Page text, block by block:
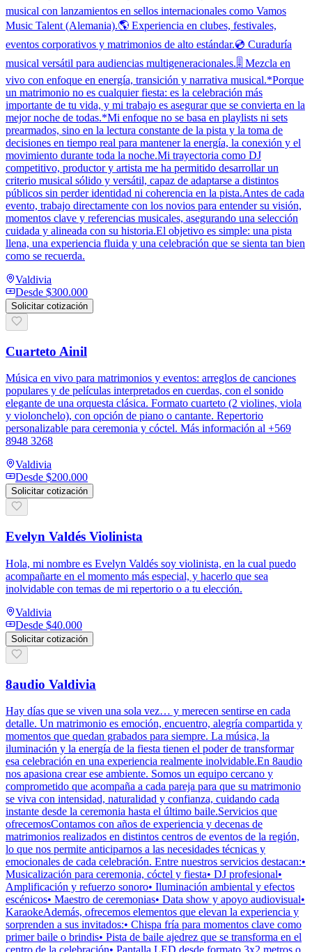
musical con lanzamientos en sellos internacionales como Vamos
Music Talent (Alemania).🌎 Experiencia en clubes, festivales,
eventos corporativos y matrimonios de alto estándar.💿 Curaduría
musical versátil para audiencias multigeneracionales.🎚️ Mezcla en
vivo con enfoque en energía, transición y narrativa musical.*Porque
un matrimonio no es cualquier fiesta: es la celebración más
importante de tu vida, y mi trabajo es asegurar que se convierta en la
mejor noche de todas.*Mi enfoque no se basa en playlists ni sets
prearmados, sino en la lectura constante de la pista y la toma de
decisiones en tiempo real para mantener la energía, la conexión y el
movimiento durante toda la noche.Mi trayectoria como DJ
competitivo, productor y artista me ha permitido desarrollar un
criterio musical sólido y versátil, capaz de adaptarse a distintos
públicos sin perder identidad ni coherencia en la pista.Antes de cada
evento, trabajo directamente con los novios para entender su visión,
momentos clave y referencias musicales, asegurando una selección
cuidada y alineada con su historia.El objetivo es simple: una pista
llena, una experiencia fluida y una celebración que se sienta tan bien
como se recuerda.
Valdivia
Desde $300.000
Solicitar cotización
Cuarteto Ainil
Música en vivo para matrimonios y eventos: arreglos de canciones
populares y de películas interpretados en cuerdas, con el sonido
elegante de una orquesta clásica. Formato cuarteto (2 violines, viola
y violonchelo), con opción de piano o cantante. Repertorio
personalizable para ceremonia y cóctel. Más información al +569
8948 3268
Valdivia
Desde $200.000
Solicitar cotización
Evelyn Valdés Violinista
Hola, mi nombre es Evelyn Valdés soy violinista, en la cual puedo
acompañarte en el momento más especial, y hacerlo que sea
inolvidable con temas de mi repertorio o a tu elección.
Valdivia
Desde $40.000
Solicitar cotización
8audio Valdivia
Hay días que se viven una sola vez… y merecen sentirse en cada
detalle. Un matrimonio es emoción, encuentro, alegría compartida y
momentos que quedan grabados para siempre. La música, la
iluminación y la energía de la fiesta tienen el poder de transformar
esa celebración en una experiencia realmente inolvidable.En 8audio
nos apasiona crear ese ambiente. Somos un equipo cercano y
comprometido que acompaña a cada pareja para que su matrimonio
se viva con intensidad, naturalidad y confianza, cuidando cada
instante desde la ceremonia hasta el último baile.Servicios que
ofrecemosContamos con años de experiencia y decenas de
matrimonios realizados en distintos centros de eventos de la región,
lo que nos permite anticiparnos a las necesidades técnicas y
emocionales de cada celebración. Entre nuestros servicios destacan:•
Musicalización para ceremonia, cóctel y fiesta• DJ profesional•
Amplificación y refuerzo sonoro• Iluminación ambiental y efectos
escénicos• Maestro de ceremonias• Data show y apoyo audiovisual•
KaraokeAdemás, ofrecemos elementos que elevan la experiencia y
sorprenden a sus invitados:• Chispa fría para momentos clave como
primer baile o brindis• Pista de baile ajedrez que se transforma en el